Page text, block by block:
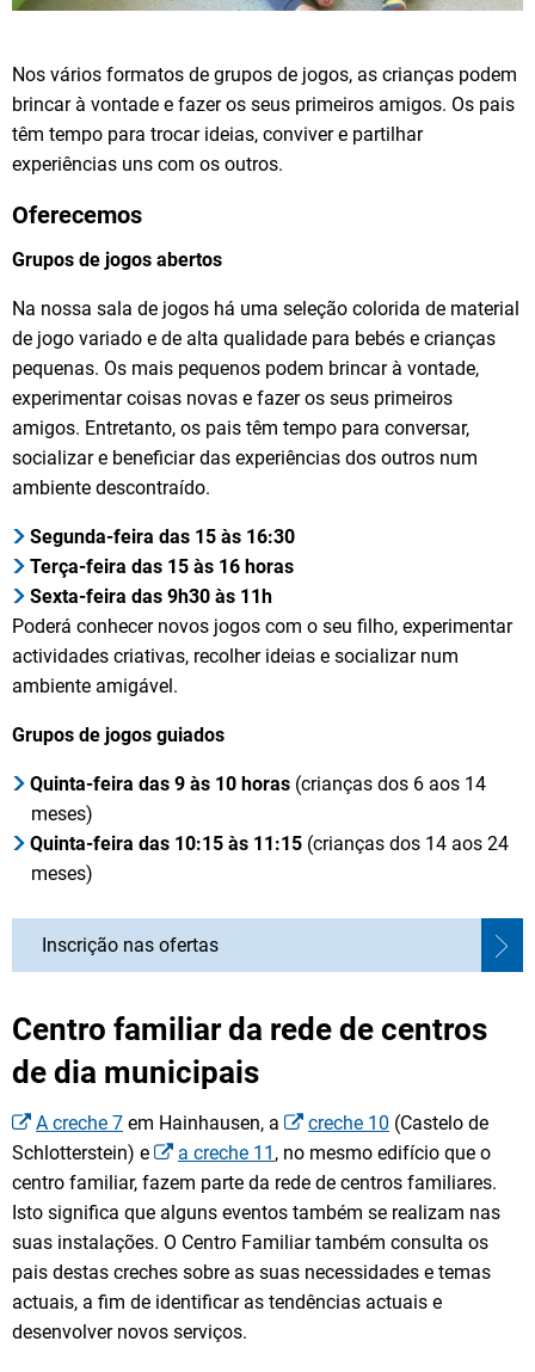
Nos vários formatos de grupos de jogos, as crianças podem
brincar à vontade e fazer os seus primeiros amigos. Os pais
têm tempo para trocar ideias, conviver e partilhar
experiências uns com os outros.
Oferecemos
Grupos de jogos abertos
Na nossa sala de jogos há uma seleção colorida de material
de jogo variado e de alta qualidade para bebés e crianças
pequenas. Os mais pequenos podem brincar à vontade,
experimentar coisas novas e fazer os seus primeiros
amigos. Entretanto, os pais têm tempo para conversar,
socializar e beneficiar das experiências dos outros num
ambiente descontraído.
Segunda-feira das 15 às 16:30
Terça-feira das 15 às 16 horas
Sexta-feira das 9h30 às 11h
Poderá conhecer novos jogos com o seu filho, experimentar
actividades criativas, recolher ideias e socializar num
ambiente amigável.
Grupos de jogos guiados
Quinta-feira das 9 às 10 horas (crianças dos 6 aos 14
meses)
Quinta-feira das 10:15 às 11:15 (crianças dos 14 aos 24
meses)
Inscrição nas ofertas
Centro familiar da rede de centros
de dia municipais
A creche 7 em Hainhausen, a creche 10 (Castelo de
Schlotterstein) e
a creche 11 , no mesmo edifício que o
centro familiar, fazem parte da rede de centros familiares.
Isto significa que alguns eventos também se realizam nas
suas instalações. O Centro Familiar também consulta os
pais destas creches sobre as suas necessidades e temas
actuais, a fim de identificar as tendências actuais e
desenvolver novos serviços.